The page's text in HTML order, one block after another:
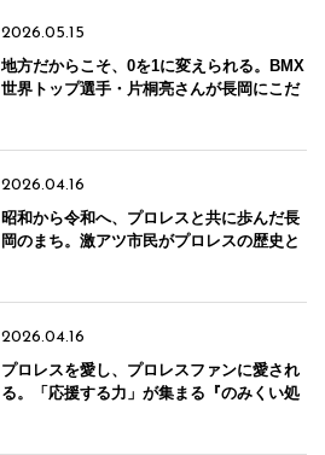
2026.05.15
地方だからこそ、0を1に変えられる。BMX
世界トップ選手・片桐亮さんが長岡にこだ
2026.04.16
昭和から令和へ、プロレスと共に歩んだ長
岡のまち。激アツ市民がプロレスの歴史と
2026.04.16
プロレスを愛し、プロレスファンに愛され
る。「応援する力」が集まる『のみくい処